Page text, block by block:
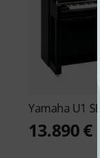
Yamaha U1
13.890 €